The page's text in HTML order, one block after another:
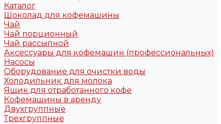
Каталог
Шоколад для кофемашины
Чай
Чай порционный
Чай рассыпной
Аксессуары для кофемашин (профессиональных)
Насосы
Оборудование для очистки воды
Холодильник для молока
Ящик для отработанного кофе
Кофемашины в аренду
Двухгруппные
Трехгруппные